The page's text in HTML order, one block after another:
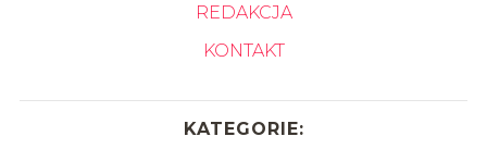
REDAKCJA
KONTAKT
KATEGORIE: